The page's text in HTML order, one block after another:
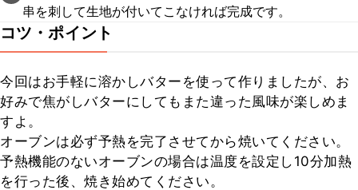
串を刺して生地が付いてこなければ完成です。
コツ・ポイント
今回はお手軽に溶かしバターを使って作りましたが、お
好みで焦がしバターにしてもまた違った風味が楽しめま
すよ。
オーブンは必ず予熱を完了させてから焼いてください。
予熱機能のないオーブンの場合は温度を設定し10分加熱
を行った後、焼き始めてください。